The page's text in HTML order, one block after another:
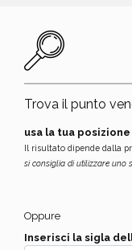
Trova il punto
usa la tua posizione
Il risultato dipende dalla
si consiglia di utilizzare uno
Oppure
Inserisci la sigla